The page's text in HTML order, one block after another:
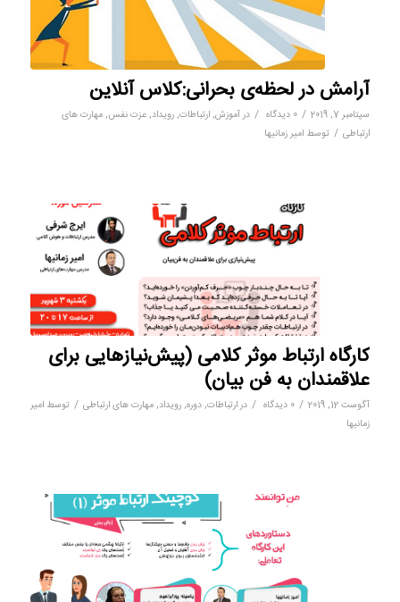
آرامش در لحظه‌ی بحرانی:کلاس آنلاین
سپتامبر 7, 2019 / 0 دیدگاه / درآموزش,ارتباطات,رویداد,عزت نفس,مهارت های
ارتباطی / توسط امیر زمانیها
کارگاه ارتباط موثر کلامی (پیش‌نیازهایی برای
علاقمندان به فن بیان)
آگوست 12, 2019 / 0 دیدگاه / درارتباطات,دوره,رویداد,مهارت های ارتباطی / توسط امیر
زمانیها